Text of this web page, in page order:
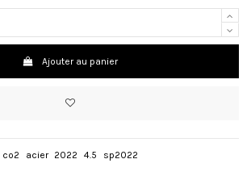
Ajouter au panier
co2 acier 2022 4.5 sp2022